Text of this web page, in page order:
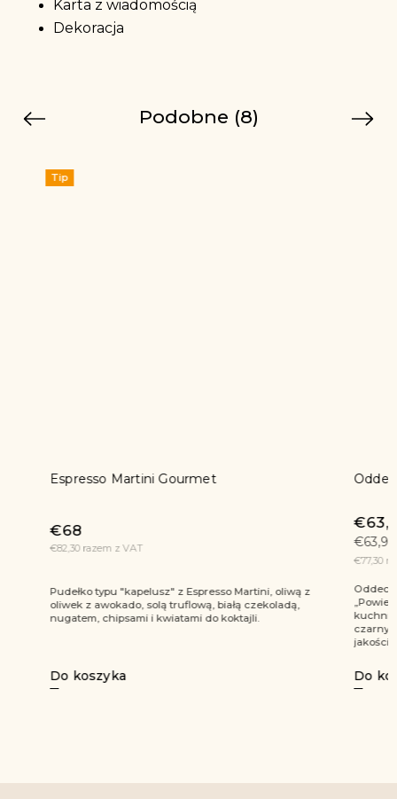
Karta z wiadomością
Dekoracja
Podobne (8)
Previous
Espresso Martini Gourmet
€82,30 razem z VAT
€68
Do koszyka
Pudełko typu "kapelusz" z Espresso Martini, oliwą z
oliwek z awokado, solą truflową, białą czekoladą,
nugatem, chipsami i kwiatami do koktajli.
Oddech
€77,30
€63,90
€63,90 /
Do
Oddech
„Powiew
kuchni
czarnym
jakości...
Next